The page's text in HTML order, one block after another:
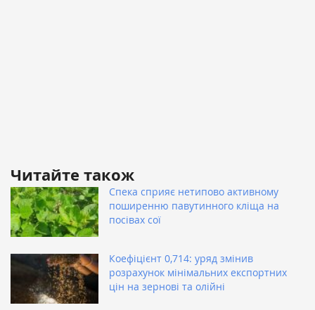
Читайте також
Спека сприяє нетипово активному
поширенню павутинного кліща на
посівах сої
Коефіцієнт 0,714: уряд змінив
розрахунок мінімальних експортних
цін на зернові та олійні